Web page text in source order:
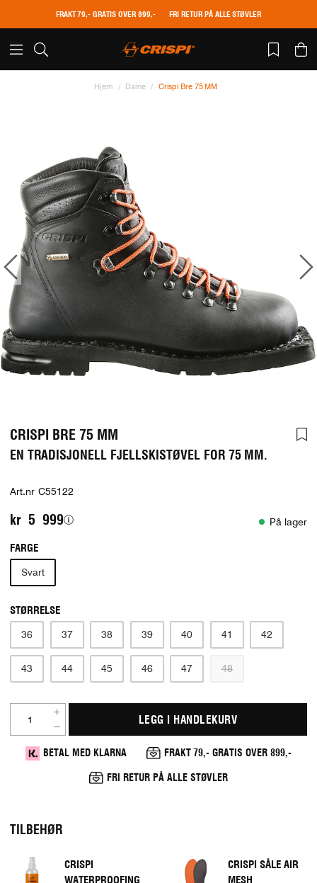
FRAKT 79,- GRATIS OVER 899,- FRI RETUR PÅ ALLE STØVLER
Hjem Dame Crispi Bre 75 MM
CRISPI BRE 75 MM
EN TRADISJONELL FJELLSKISTØVEL FOR 75 MM.
Art.nr C55122
kr 5 999 På lager
FARGE
Svart
STØRRELSE
36 37 38 39 40 41 42
43 44 45 46 47 48
LEGG I HANDLEKURV
BETAL MED KLARNA FRAKT 79,- GRATIS OVER 899,-
FRI RETUR PÅ ALLE STØVLER
TILBEHØR
CRISPI
WATERPROOFING
CRISPI SÅLE AIR
MESH